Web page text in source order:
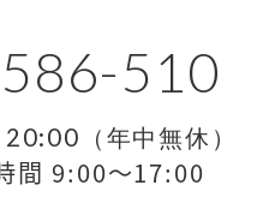
510
（年中無休）
間 9:00～17:00